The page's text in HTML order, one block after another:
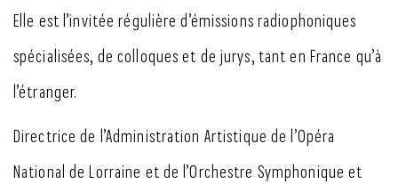
Elle est l’invitée régulière d’émissions radiophoniques
spécialisées, de colloques et de jurys, tant en France qu’à
l’étranger.
Directrice de l’Administration Artistique de l’Opéra
National de Lorraine et de l’Orchestre Symphonique et